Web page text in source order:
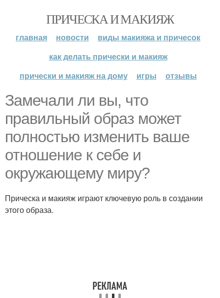
ПРИЧЕСКА И МАКИЯЖ
главная новости
виды макияжа и причесок
как делать прически и макияж
прически и макияж на дому
игры отзывы
Замечали ли вы, что
правильный образ может
полностью изменить ваше
отношение к себе и
окружающему миру?
Прическа и макияж играют ключевую роль в создании
этого образа.